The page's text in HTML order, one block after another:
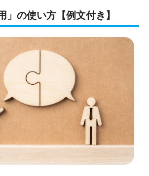
」の使い方【例文付き】